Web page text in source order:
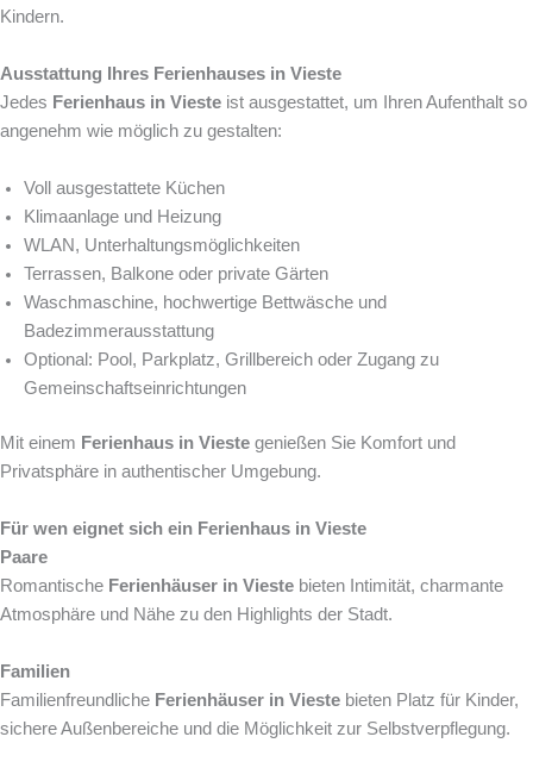
Kindern.
Ausstattung Ihres Ferienhauses in Vieste
Jedes Ferienhaus in Vieste ist ausgestattet, um Ihren Aufenthalt so
angenehm wie möglich zu gestalten:
Voll ausgestattete Küchen
Klimaanlage und Heizung
WLAN, Unterhaltungsmöglichkeiten
Terrassen, Balkone oder private Gärten
Waschmaschine, hochwertige Bettwäsche und
Badezimmerausstattung
Optional: Pool, Parkplatz, Grillbereich oder Zugang zu
Gemeinschaftseinrichtungen
Mit einem Ferienhaus in Vieste genießen Sie Komfort und
Privatsphäre in authentischer Umgebung.
Für wen eignet sich ein Ferienhaus in Vieste
Paare
Romantische Ferienhäuser in Vieste bieten Intimität, charmante
Atmosphäre und Nähe zu den Highlights der Stadt.
Familien
Familienfreundliche Ferienhäuser in Vieste bieten Platz für Kinder,
sichere Außenbereiche und die Möglichkeit zur Selbstverpflegung.